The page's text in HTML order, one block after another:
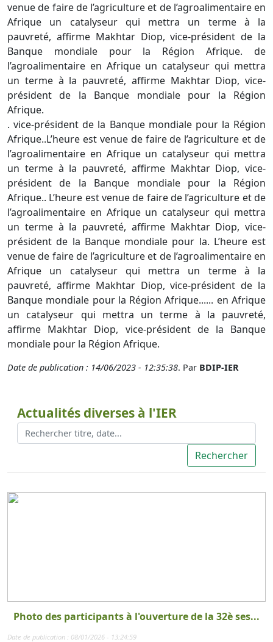
venue de faire de l’agriculture et de l’agroalimentaire en
Afrique un catalyseur qui mettra un terme à la
pauvreté, affirme Makhtar Diop, vice-président de la
Banque mondiale pour la Région Afrique. de
l’agroalimentaire en Afrique un catalyseur qui mettra
un terme à la pauvreté, affirme Makhtar Diop, vice-
président de la Banque mondiale pour la Région
Afrique.
. vice-président de la Banque mondiale pour la Région
Afrique..L’heure est venue de faire de l’agriculture et de
l’agroalimentaire en Afrique un catalyseur qui mettra
un terme à la pauvreté, affirme Makhtar Diop, vice-
président de la Banque mondiale pour la Région
Afrique.. L’heure est venue de faire de l’agriculture et de
l’agroalimentaire en Afrique un catalyseur qui mettra
un terme à la pauvreté, affirme Makhtar Diop, vice-
président de la Banque mondiale pour la. L’heure est
venue de faire de l’agriculture et de l’agroalimentaire en
Afrique un catalyseur qui mettra un terme à la
pauvreté, affirme Makhtar Diop, vice-président de la
Banque mondiale pour la Région Afrique...... en Afrique
un catalyseur qui mettra un terme à la pauvreté,
affirme Makhtar Diop, vice-président de la Banque
mondiale pour la Région Afrique.
Date de publication : 14/06/2023 - 12:35:38. Par BDIP-IER
Actualités diverses à l'IER
Photo des participants à l'ouverture de la 32è ses...
Date de publication : 08/01/2026 - 13:24:59